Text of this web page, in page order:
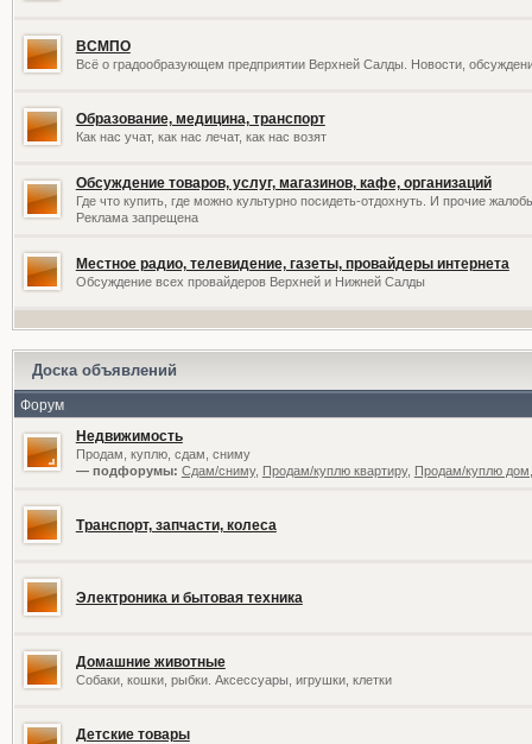
ВСМПО
Всё о градообразующем предприятии Верхней Салды. Новости,
Образование, медицина, транспорт
Как нас учат, как нас лечат, как нас возят
Обсуждение товаров, услуг, магазинов, кафе, организаций
Где что купить, где можно культурно посидеть-отдохнуть. И прочие
Реклама запрещена
Местное радио, телевидение, газеты, провайдеры интернета
Обсуждение всех провайдеров Верхней и Нижней Салды
Доска объявлений
Форум
Недвижимость
Продам, куплю, сдам, сниму
— подфорумы: Сдам/сниму, Продам/куплю квартиру, Продам/куплю
Транспорт, запчасти, колеса
Электроника и бытовая техника
Домашние животные
Собаки, кошки, рыбки. Аксессуары, игрушки, клетки
Детские товары